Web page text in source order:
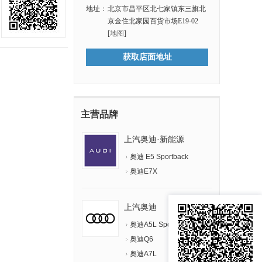
地址： 北京市昌平区北七家镇东三旗北
京金住北家园百货市场E19-02
[地图]
获取店面地址
主营品牌
上汽奥迪·新能源
奥迪 E5 Sportback
奥迪E7X
上汽奥迪
奥迪A5L Sportback
奥迪Q6
奥迪A7L